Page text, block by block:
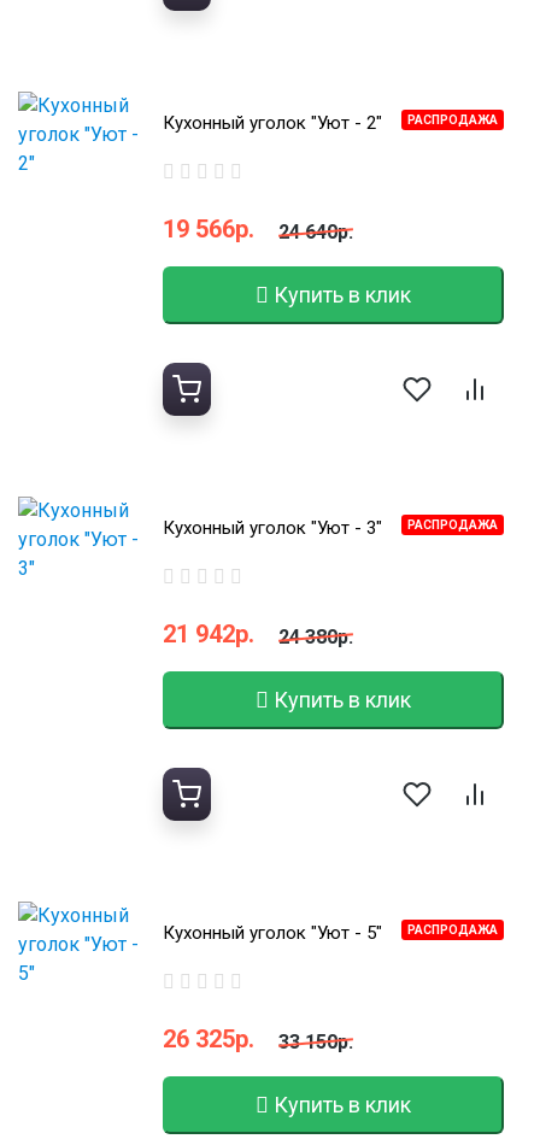
РАСПРОДАЖА
Кухонный уголок "Уют - 2"
19 566р. 24 640р.
Купить в клик
РАСПРОДАЖА
Кухонный уголок "Уют - 3"
21 942р. 24 380р.
Купить в клик
РАСПРОДАЖА
Кухонный уголок "Уют - 5"
26 325р. 33 150р.
Купить в клик